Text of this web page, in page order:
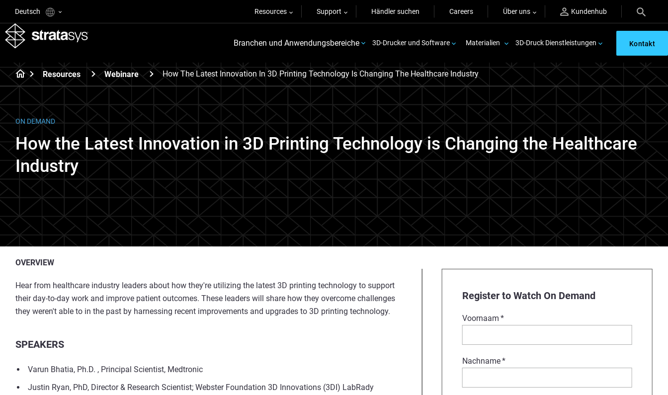
Deutsch Resources Support Händler suchen Careers Über uns Kundenhub
Branchen und Anwendungsbereiche 3D-Drucker und Software Materialien 3D-Druck Dienstleistungen Kontakt
Resources Webinare How The Latest Innovation In 3D Printing Technology Is Changing The Healthcare Industry
ON DEMAND
How the Latest Innovation in 3D Printing Technology is Changing the Healthcare
Industry
Register to Watch On Demand
Voornaam *
Nachname*
OVERVIEW
Hear from healthcare industry leaders about how they're utilizing the latest 3D printing technology to support
their day-to-day work and improve patient outcomes. These leaders will share how they overcome challenges
they weren't able to in the past by harnessing recent improvements and upgrades to 3D printing technology.
SPEAKERS
Varun Bhatia, Ph.D. , Principal Scientist, Medtronic
Justin Ryan, PhD, Director & Research Scientist; Webster Foundation 3D Innovations (3DI) LabRady